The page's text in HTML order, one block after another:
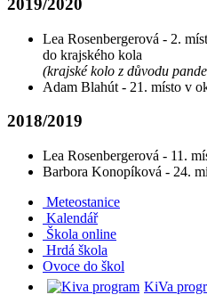
2019/2020
Lea Rosenbergerová - 2.
do krajského kola
(krajské kolo z důvodu
Adam Blahút - 21. místo v
2018/2019
Lea Rosenbergerová - 11.
Barbora Konopíková - 24.
Meteostanice
Kalendář
Škola online
Hrdá škola
Ovoce do škol
KiVa